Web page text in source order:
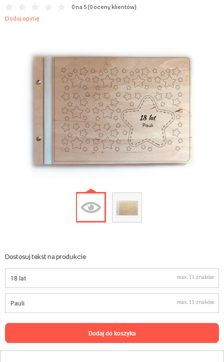
0 na 5 (0 oceny klientów)
Dodaj opinię
18 lat
Pauli
Dostosuj tekst na produkcie
max. 11 znaków
max. 11 znaków
dodaj do koszyka